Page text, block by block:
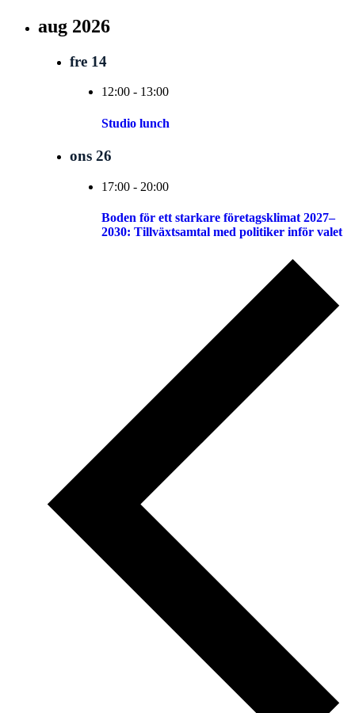
aug 2026
fre 14
12:00 - 13:00
Studio lunch
ons 26
17:00 - 20:00
Boden för ett starkare företagsklimat 2027–
2030: Tillväxtsamtal med politiker inför valet